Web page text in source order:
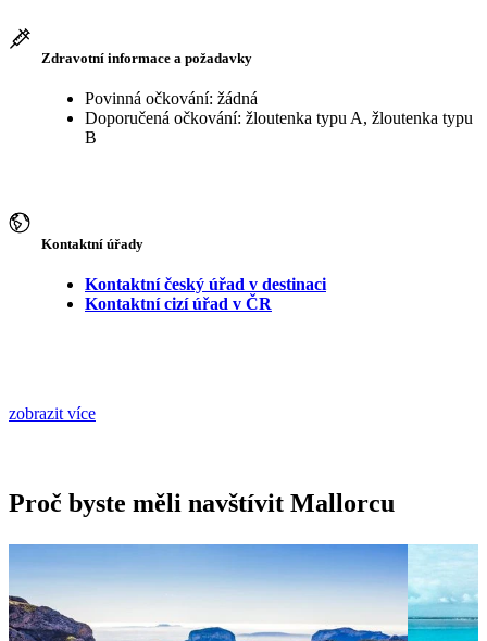
Zdravotní informace a požadavky
Povinná očkování: žádná
Doporučená očkování: žloutenka typu A, žloutenka typu
B
Kontaktní úřady
Kontaktní český úřad v destinaci
Kontaktní cizí úřad v ČR
zobrazit více
Proč byste měli navštívit Mallorcu